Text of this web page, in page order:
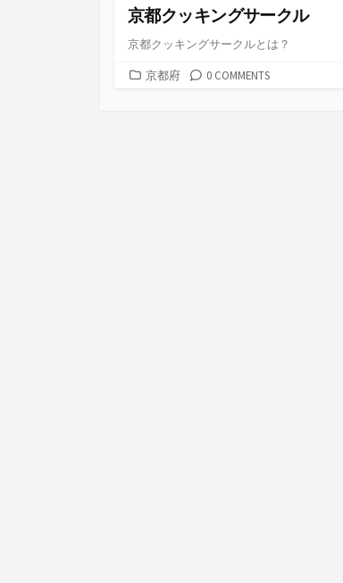
京都クッキングサークル
京都クッキングサークルとは？
カ
京都府 0 COMMENTS